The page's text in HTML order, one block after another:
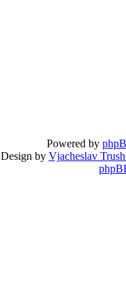
Powered by
Design by Vjacheslav